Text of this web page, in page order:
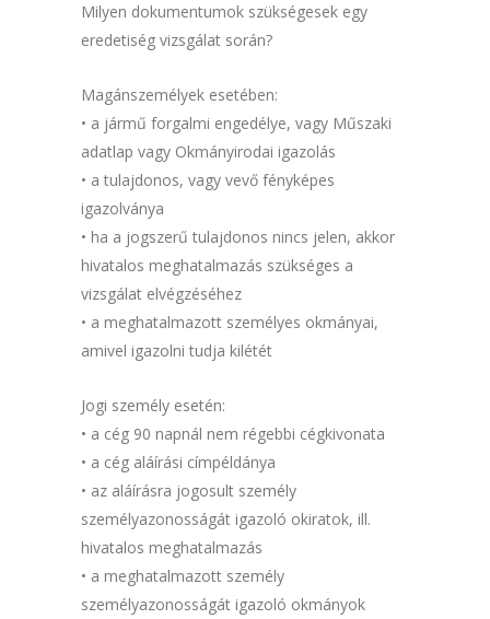
Milyen dokumentumok szükségesek egy
eredetiség vizsgálat során?
Magánszemélyek esetében:
• a jármű forgalmi engedélye, vagy Műszaki
adatlap vagy Okmányirodai igazolás
• a tulajdonos, vagy vevő fényképes
igazolványa
• ha a jogszerű tulajdonos nincs jelen, akkor
hivatalos meghatalmazás szükséges a
vizsgálat elvégzéséhez
• a meghatalmazott személyes okmányai,
amivel igazolni tudja kilétét
Jogi személy esetén:
• a cég 90 napnál nem régebbi cégkivonata
• a cég aláírási címpéldánya
• az aláírásra jogosult személy
személyazonosságát igazoló okiratok, ill.
hivatalos meghatalmazás
• a meghatalmazott személy
személyazonosságát igazoló okmányok